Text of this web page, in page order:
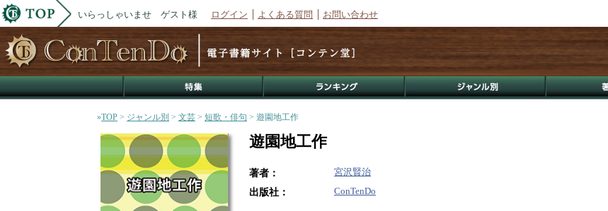
いらっしゃいませ ゲスト様 ログイン よくある質問 お問い合わせ
»TOP > ジャンル別 > 文芸 > 短歌・俳句 > 遊園地工作
遊園地工作
著者： 宮沢賢治
出版社： ConTenDo